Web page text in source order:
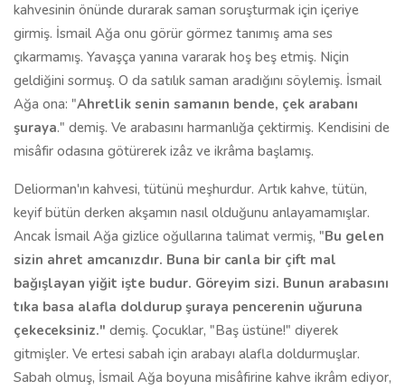
kahvesinin önünde durarak saman soruşturmak için içeriye
girmiş. İsmail Ağa onu görür görmez tanımış ama ses
çıkarmamış. Yavaşça yanına vararak hoş beş etmiş. Niçin
geldiğini sormuş. O da satılık saman aradığını söylemiş. İsmail
Ağa ona: "Ahretlik senin samanın bende, çek arabanı
şuraya." demiş. Ve arabasını harmanlığa çektirmiş. Kendisini de
misâfir odasına götürerek izâz ve ikrâma başlamış.
Deliorman'ın kahvesi, tütünü meşhurdur. Artık kahve, tütün,
keyif bütün derken akşamın nasıl olduğunu anlayamamışlar.
Ancak İsmail Ağa gizlice oğullarına talimat vermiş, "Bu gelen
sizin ahret amcanızdır. Buna bir canla bir çift mal
bağışlayan yiğit işte budur. Göreyim sizi. Bunun arabasını
tıka basa alafla doldurup şuraya pencerenin uğuruna
çekeceksiniz." demiş. Çocuklar, "Baş üstüne!" diyerek
gitmişler. Ve ertesi sabah için arabayı alafla doldurmuşlar.
Sabah olmuş, İsmail Ağa boyuna misâfirine kahve ikrâm ediyor,